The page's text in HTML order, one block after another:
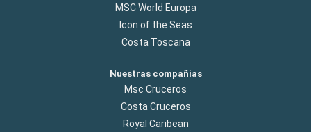
MSC World Europa
Icon of the Seas
Costa Toscana
Nuestras compañías
Msc Cruceros
Costa Cruceros
Royal Caribean